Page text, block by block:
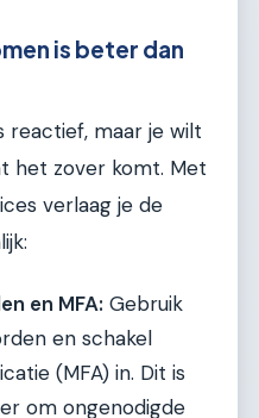
is beter dan
reactief, maar je wilt
het zover komt. Met
verlaag je de
en MFA: Gebruik
en schakel
(MFA) in. Dit is
om ongenodigde